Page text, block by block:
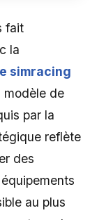
fait
la
simracing
modèle de
par la
reflète
des
au plus